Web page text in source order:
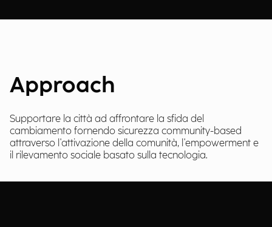
Approach
Supportare la città ad affrontare la sfida del
cambiamento fornendo sicurezza community-based
attraverso l'attivazione della comunità, l'empowerment e
il rilevamento sociale basato sulla tecnologia.